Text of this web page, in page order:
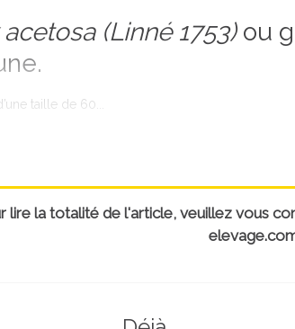
(Linné 1753)ou
taille de 60...
lire la totalité de l'article, veuillez vous